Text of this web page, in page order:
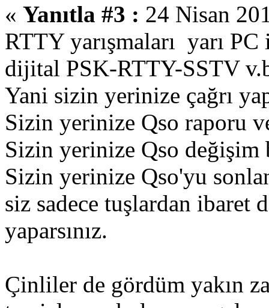
« Yanıtla #3 : 24 Nisan
RTTY yarışmaları yarı
dijital PSK-RTTY-SSTV
Yani sizin yerinize çağrı
Sizin yerinize Qso raporu
Sizin yerinize Qso
Sizin yerinize Qso'yu
siz sadece tuşlardan ibaret
yaparsınız.
Çinliler de gördüm yakın